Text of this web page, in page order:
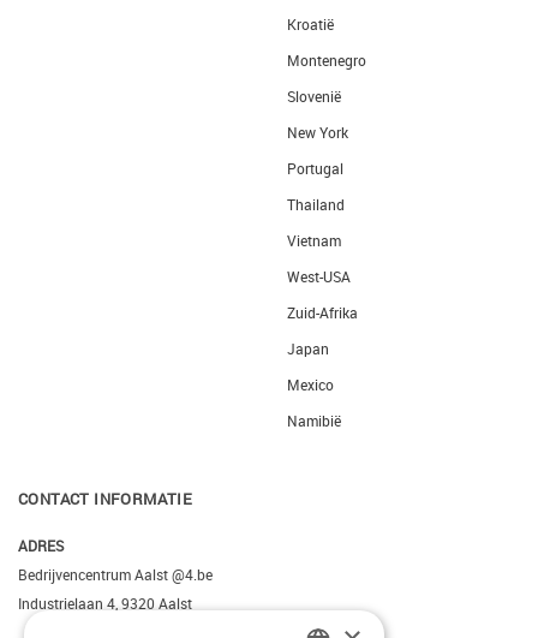
Kroatië
Montenegro
Slovenië
New York
Portugal
Thailand
Vietnam
West-USA
Zuid-Afrika
Japan
Mexico
Namibië
CONTACT INFORMATIE
ADRES
Bedrijvencentrum Aalst @4.be
Industrielaan 4, 9320 Aalst